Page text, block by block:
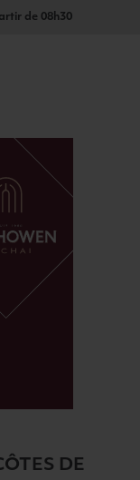
de 08h30
DE